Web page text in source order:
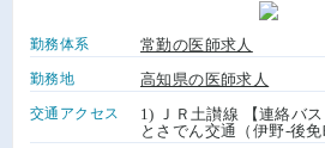
勤務体系 常勤の医師求人
勤務地 高知県の医師求人
交通アクセス
1) ＪＲ土讃線 【連絡バ
とさでん交通（伊野-後免